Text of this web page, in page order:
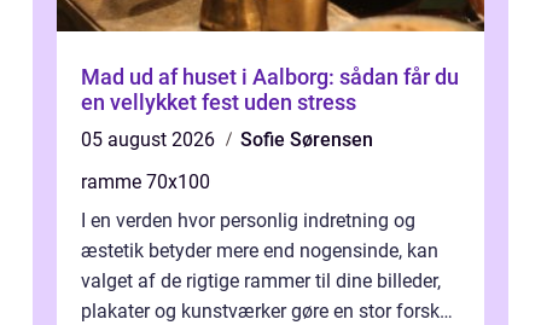
Mad ud af huset i Aalborg: sådan får du
en vellykket fest uden stress
05 august 2026
Sofie Sørensen
ramme 70x100
I en verden hvor personlig indretning og
æstetik betyder mere end nogensinde, kan
valget af de rigtige rammer til dine billeder,
plakater og kunstværker gøre en stor forskel.